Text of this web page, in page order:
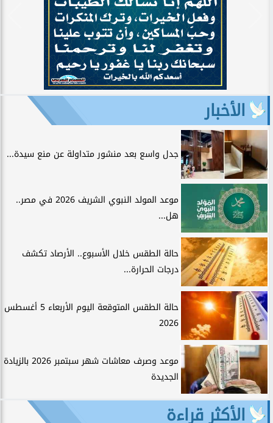
الأخبار
جدل واسع بعد منشور متداولة عن منع سيدة...
موعد المولد النبوي الشريف 2026 في مصر..
هل...
حالة الطقس خلال الأسبوع.. الأرصاد تكشف
درجات الحرارة...
حالة الطقس المتوقعة اليوم الأربعاء 5 أغسطس
2026
موعد وصرف معاشات شهر سبتمبر 2026 بالزيادة
الجديدة
الأكثر قراءة